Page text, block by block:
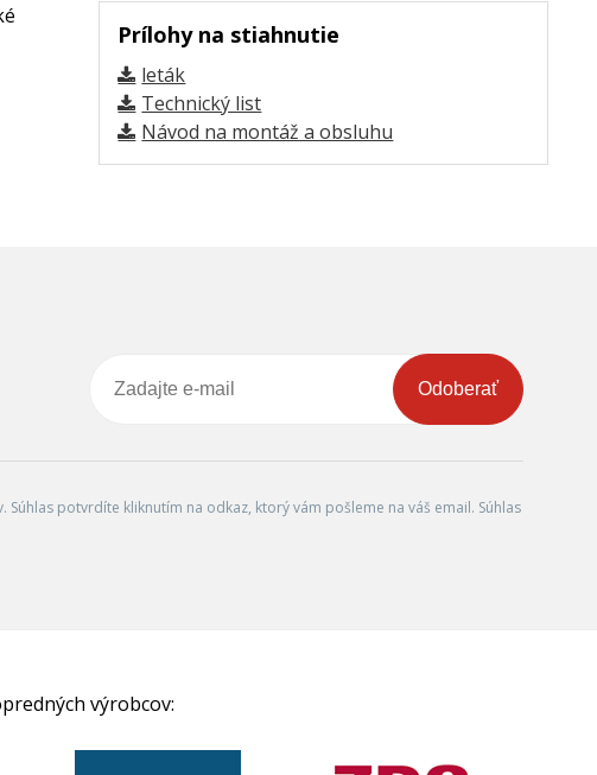
Prílohy na stiahnutie
leták
Technický list
Návod na montáž a obsluhu
Odoberať
potvrdíte kliknutím na odkaz, ktorý vám pošleme na váš email. Súhlas
výrobcov: